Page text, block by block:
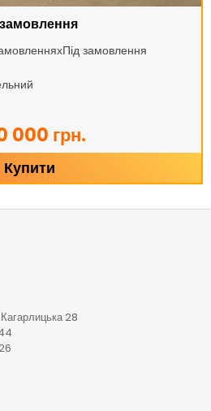
замовлення
000 грн.
Купити
28